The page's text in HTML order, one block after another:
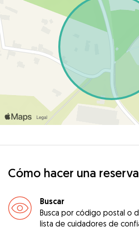
Cómo hacer una reserva
Buscar
Busca por código postal o
lista de cuidadores de